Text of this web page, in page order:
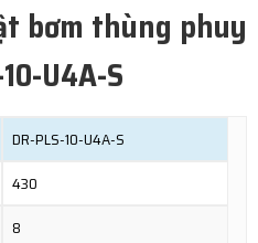
bơm thùng phuy
U4A-S
DR-PLS-10-U4A-S
430
8